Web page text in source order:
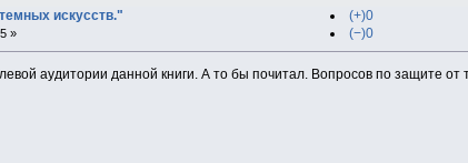
искусств."
»
(+)0
(−)0
аудитории данной книги. А то бы почитал. Вопросов по защите от